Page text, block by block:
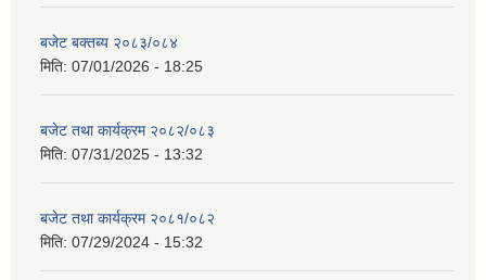
बजेट बक्तब्य २०८३/०८४
मिति: 07/01/2026 - 18:25
बजेट तथा कार्यक्रम २०८२/०८३
मिति: 07/31/2025 - 13:32
बजेट तथा कार्यक्रम २०८१/०८२
मिति: 07/29/2024 - 15:32